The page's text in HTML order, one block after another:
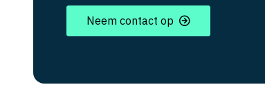
Neem contact op